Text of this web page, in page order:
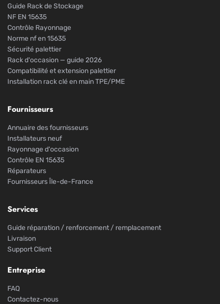
Guide Rack de Stockage
NF EN 15635
Contrôle Rayonnage
Norme nf en 15635
Sécurité palettier
Rack d'occasion — guide 2026
Compatibilité et extension palettier
Installation rack clé en main TPE/PME
Fournisseurs
Annuaire des fournisseurs
Installateurs neuf
Rayonnage d'occasion
Contrôle EN 15635
Réparateurs
Fournisseurs Île-de-France
Services
Guide réparation / renforcement / remplacement
Livraison
Support Client
Entreprise
FAQ
Contactez-nous